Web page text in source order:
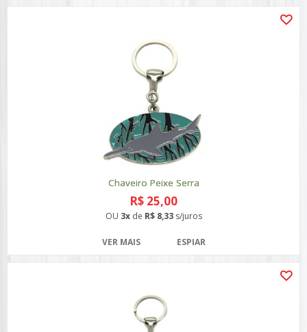
Chaveiro Peixe Serra
R$ 25,00
OU 3xde R$ 8,33s/juros
VER MAIS ESPIAR